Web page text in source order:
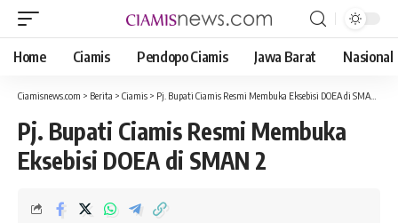
Home Ciamis Pendopo Ciamis Jawa Barat Nasional
Ciamisnews.com > Berita > Ciamis > Pj. Bupati Ciamis Resmi Membuka Eksebisi DOEA di SMAN 2 Ciamis
Pj. Bupati Ciamis Resmi Membuka
Eksebisi DOEA di SMAN 2